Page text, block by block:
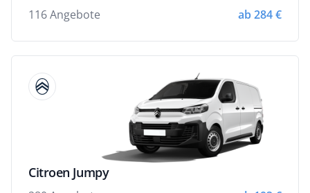
116 Angebote ab 284 €
Citroen Jumpy